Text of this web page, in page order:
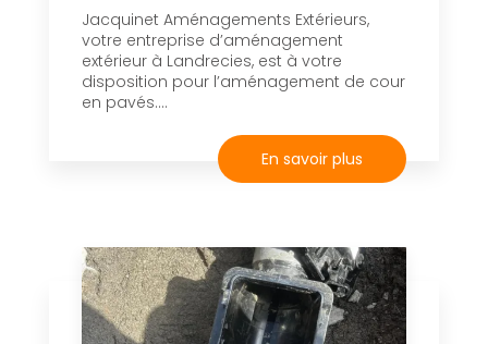
Jacquinet Aménagements Extérieurs,
votre entreprise d’aménagement
extérieur à Landrecies, est à votre
disposition pour l’aménagement de cour
en pavés....
En savoir plus